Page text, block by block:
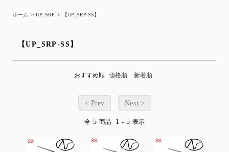
ホーム > UP_SRP > 【UP_SRP-SS】
【UP_SRP-SS】
おすすめ順 価格順 新着順
< Prev Next >
全 5 商品 1 - 5 表示